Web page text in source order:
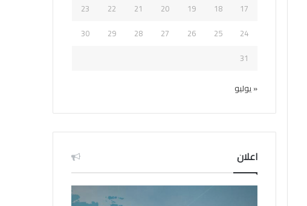
17
18
19
20
21
22
23
24
25
26
27
28
29
30
31
« يوليو
اعلان